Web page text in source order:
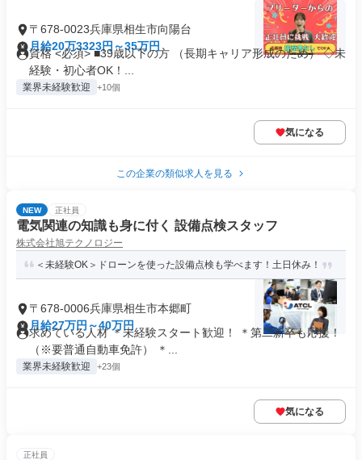
〒678-0023兵庫県相生市向陽台
月給20万3323円～35万円
資格 <必須> ■39歳以下の方 （長期キャリア形成のため） ◇未
経験・初心者OK！...
業界未経験歓迎 +10個
気になる
この企業の類似求人を見る
NEW 正社員
電気関連の知識も身に付く 設備点検スタッフ
株式会社旭テクノロジー
＜未経験OK＞ドローンを使った設備点検も学べます！土日休み！
〒678-0006兵庫県相生市本郷町
月給27万円～40万円
求めている人材 ＊未経験スタート歓迎！ ＊第二新卒も応援！
（※要普通自動車免許） ＊...
業界未経験歓迎 +23個
気になる
正社員